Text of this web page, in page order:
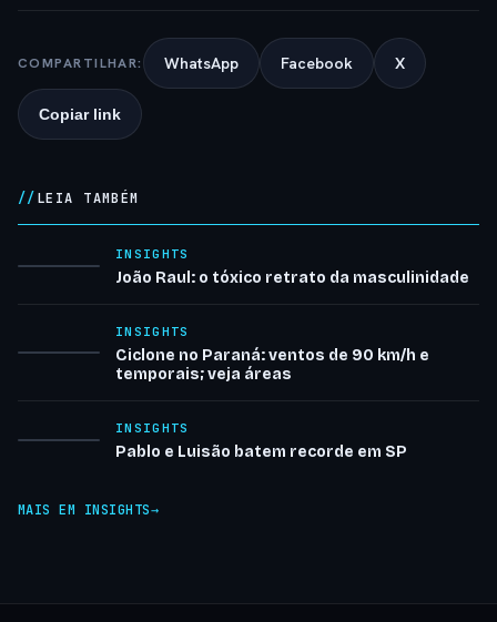
COMPARTILHAR: WhatsApp Facebook X
Copiar link
LEIA TAMBÉM
INSIGHTS
João Raul: o tóxico retrato da masculinidade
INSIGHTS
Ciclone no Paraná: ventos de 90 km/h e
temporais; veja áreas
INSIGHTS
Pablo e Luisão batem recorde em SP
MAIS EM INSIGHTS